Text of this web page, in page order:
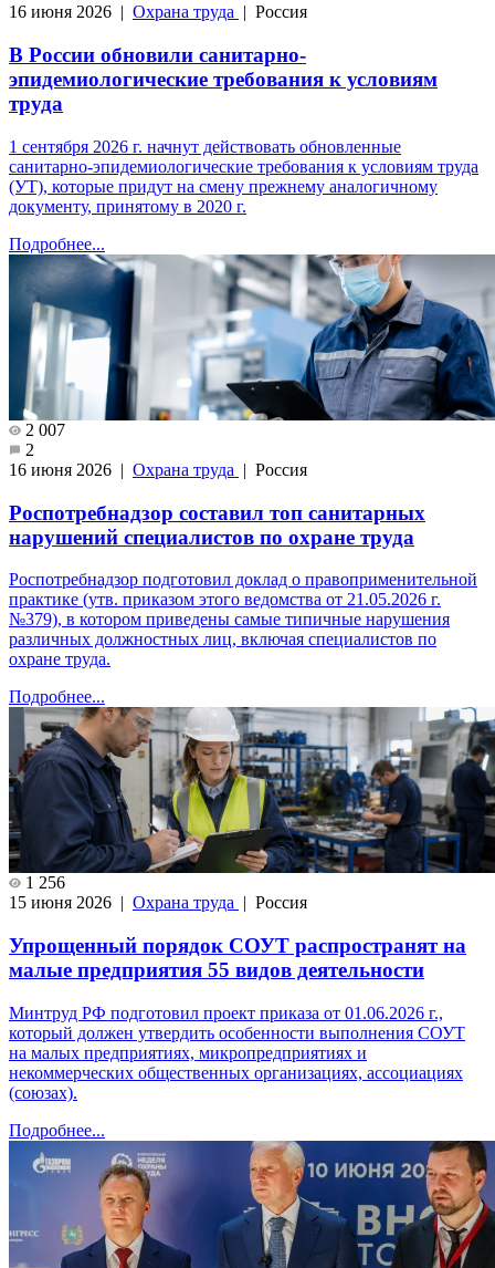
16 июня 2026 | Охрана труда | Россия
В России обновили санитарно-
эпидемиологические требования к условиям
труда
1 сентября 2026 г. начнут действовать обновленные
санитарно-эпидемиологические требования к условиям труда
(УТ), которые придут на смену прежнему аналогичному
документу, принятому в 2020 г.
Подробнее...
2 007
2
16 июня 2026 | Охрана труда | Россия
Роспотребнадзор составил топ санитарных
нарушений специалистов по охране труда
Роспотребнадзор подготовил доклад о правоприменительной
практике (утв. приказом этого ведомства от 21.05.2026 г.
№379), в котором приведены самые типичные нарушения
различных должностных лиц, включая специалистов по
охране труда.
Подробнее...
1 256
15 июня 2026 | Охрана труда | Россия
Упрощенный порядок СОУТ распространят на
малые предприятия 55 видов деятельности
Минтруд РФ подготовил проект приказа от 01.06.2026 г.,
который должен утвердить особенности выполнения СОУТ
на малых предприятиях, микропредприятиях и
некоммерческих общественных организациях, ассоциациях
(союзах).
Подробнее...